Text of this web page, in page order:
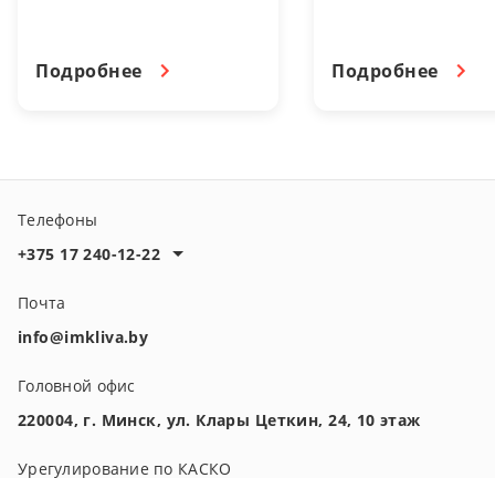
упростить процесс. В
Подробнее
выходной день.
Подробнее
Телефоны
+375 17 240-12-22
Почта
info@imkliva.by
Головной офис
220004, г. Минск, ул. Клары Цеткин, 24, 10 этаж
Урегулирование по КАСКО